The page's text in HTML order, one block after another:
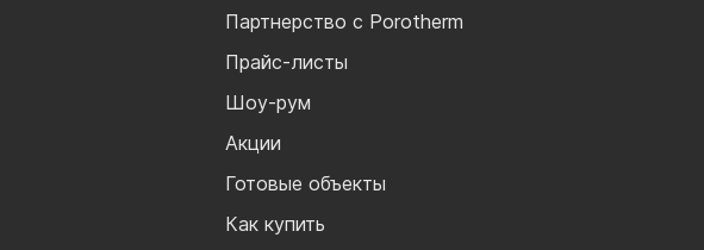
Партнерство с Porotherm
Прайс-листы
Шоу-рум
Акции
Готовые объекты
Как купить